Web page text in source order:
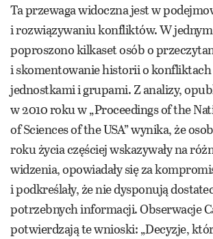
Ta przewaga widoczna jest w
i rozwiązywaniu konfliktów. W
poproszono kilkaset osób o
i skomentowanie historii o
jednostkami i grupami. Z analizy,
w 2010 roku w „Proceedings of the
of Sciences of the USA” wynika, że
roku życia częściej wskazywały na
widzenia, opowiadały się za
i podkreślały, że nie dysponują
potrzebnych informacji. Obserwacje
potwierdzają te wnioski: „Decyzje,